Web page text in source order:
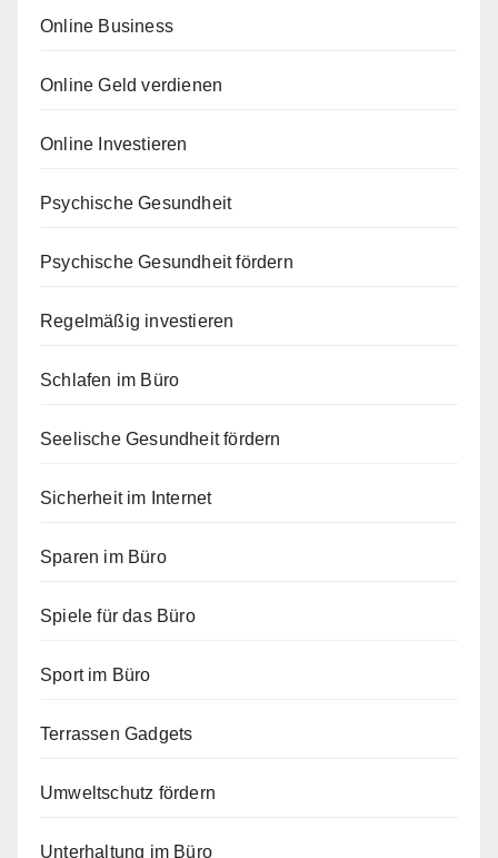
Online Business
Online Geld verdienen
Online Investieren
Psychische Gesundheit
Psychische Gesundheit fördern
Regelmäßig investieren
Schlafen im Büro
Seelische Gesundheit fördern
Sicherheit im Internet
Sparen im Büro
Spiele für das Büro
Sport im Büro
Terrassen Gadgets
Umweltschutz fördern
Unterhaltung im Büro